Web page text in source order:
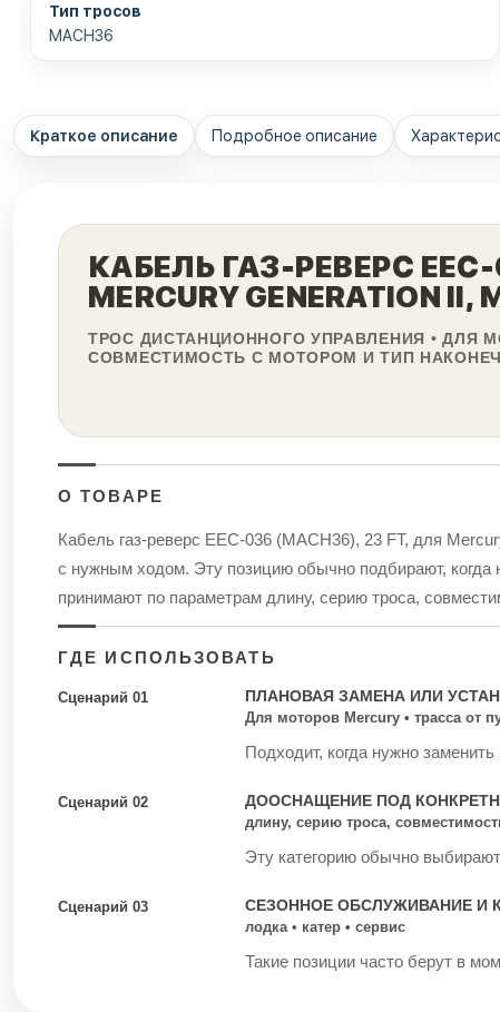
Тип тросов
MACH36
Краткое описание Подробное описание
КАБЕЛЬ ГАЗ-РЕВЕРС ЕЕС-
MERCURY GENERATION II,
ТРОС ДИСТАНЦИОННОГО УПРАВЛЕНИЯ • ДЛЯ
СОВМЕСТИМОСТЬ С МОТОРОМ И ТИП
О ТОВАРЕ
Кабель газ-реверс ЕЕС-036 (MACH36), 23 FT, для
с нужным ходом. Эту позицию обычно подбирают, когда
принимают по параметрам длину, серию троса,
ГДЕ ИСПОЛЬЗОВАТЬ
Сценарий 01 ПЛАНОВАЯ ЗАМЕНА ИЛИ
Для моторов Mercury • трасса от
Подходит, когда нужно
Сценарий 02 ДООСНАЩЕНИЕ ПОД
длину, серию троса,
Эту категорию обычно
Сценарий 03 СЕЗОННОЕ ОБСЛУЖИВАНИЕ И
лодка • катер • сервис
Такие позиции часто берут в